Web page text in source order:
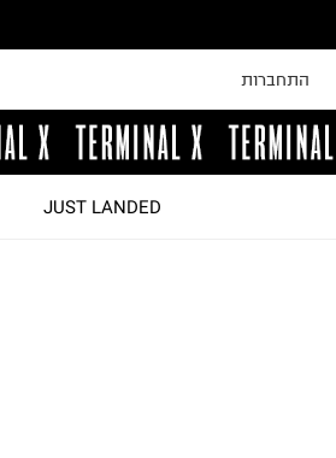
התחברות
JUST LANDED